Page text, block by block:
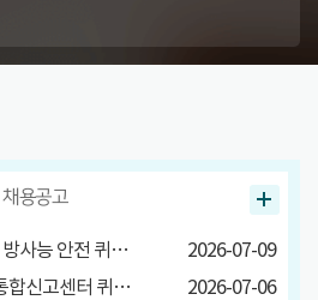
숫자로 알아보는 식품 방사능 안전 퀴즈 당첨자 발표
2026-07-09
1399 부정·불량식품통합신고센터 퀴즈 이벤트 당첨자 발표
2026-07-06
채용공고